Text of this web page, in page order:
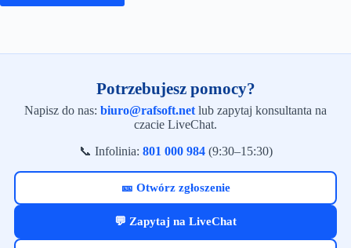
Potrzebujesz pomocy?
Napisz do nas: biuro@rafsoft.netlub zapytaj konsultanta na
czacie LiveChat.
📞 Infolinia: 801 000 984(9:30–15:30)
🎫 Otwórz zgłoszenie
💬 Zapytaj na LiveChat